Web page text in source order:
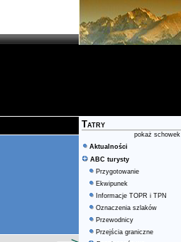
Tatry
pokaż schowek
Aktualności
ABC turysty
Przygotowanie
Ekwipunek
Informacje TOPR i TPN
Oznaczenia szlaków
Przewodnicy
Przejścia graniczne